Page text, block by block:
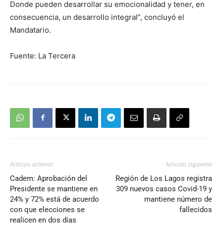
Donde pueden desarrollar su emocionalidad y tener, en
consecuencia, un desarrollo integral”, concluyó el
Mandatario.
Fuente: La Tercera
Artículo anterior
Cadem: Aprobación del
Presidente se mantiene en
24% y 72% está de acuerdo
con que elecciones se
realicen en dos días
Artículo siguiente
Región de Los Lagos registra
309 nuevos casos Covid-19 y
mantiene número de
fallecidos